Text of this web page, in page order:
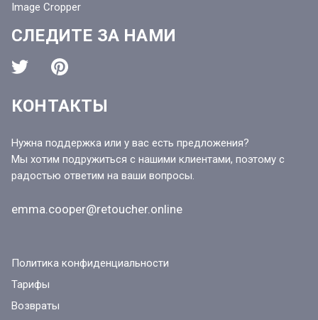
Image Cropper
СЛЕДИТЕ ЗА НАМИ
КОНТАКТЫ
Нужна поддержка или у вас есть предложения?
Мы хотим подружиться с нашими клиентами, поэтому с
радостью ответим на ваши вопросы.
emma.cooper@retoucher.online
Политика конфиденциальности
Тарифы
Возвраты